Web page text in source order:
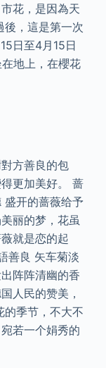
花，是因為天
後，這是第一次
日至4月15日
地上，在櫻花
方善良的包
更加美好。 蔷
盛开的蔷薇给予
丽的梦，花虽
就是恋的起
善良 矢车菊淡
阵阵清幽的香
人民的赞美，
的季节，不大不
若一个娟秀的